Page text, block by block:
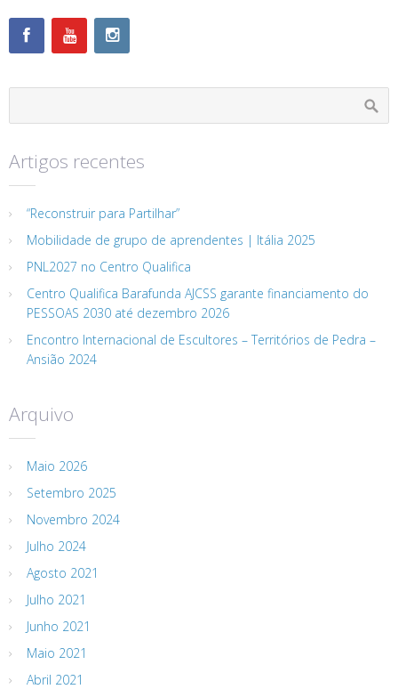
Artigos recentes
“Reconstruir para Partilhar”
Mobilidade de grupo de aprendentes | Itália 2025
PNL2027 no Centro Qualifica
Centro Qualifica Barafunda AJCSS garante financiamento do
PESSOAS 2030 até dezembro 2026
Encontro Internacional de Escultores – Territórios de Pedra –
Ansião 2024
Arquivo
Maio 2026
Setembro 2025
Novembro 2024
Julho 2024
Agosto 2021
Julho 2021
Junho 2021
Maio 2021
Abril 2021